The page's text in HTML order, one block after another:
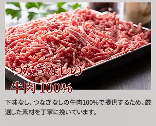
下味なし、つなぎなしの牛肉100%で提供するため、厳
選した素材を丁寧に挽いています。